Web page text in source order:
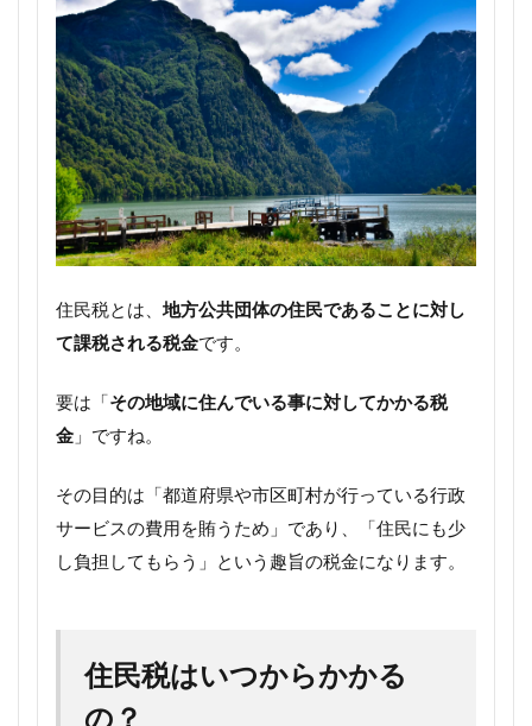
住民税とは、 地方公共団体の住民であることに対し
て課税される税金です。
要は「その地域に住んでいる事に対してかかる税
金 」ですね。
その目的は「都道府県や市区町村が行っている行政
サービスの費用を賄うため」であり、「住民にも少
し負担してもらう」という趣旨の税金になります。
住民税はいつからかかる
の？